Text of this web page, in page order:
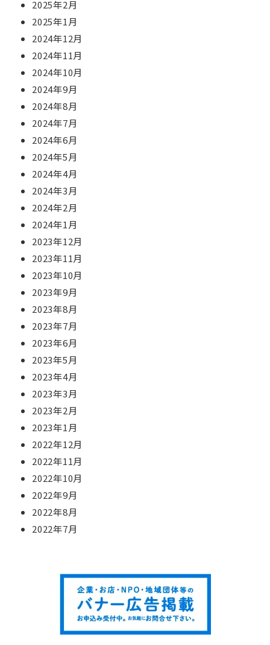
2025年2月
2025年1月
2024年12月
2024年11月
2024年10月
2024年9月
2024年8月
2024年7月
2024年6月
2024年5月
2024年4月
2024年3月
2024年2月
2024年1月
2023年12月
2023年11月
2023年10月
2023年9月
2023年8月
2023年7月
2023年6月
2023年5月
2023年4月
2023年3月
2023年2月
2023年1月
2022年12月
2022年11月
2022年10月
2022年9月
2022年8月
2022年7月